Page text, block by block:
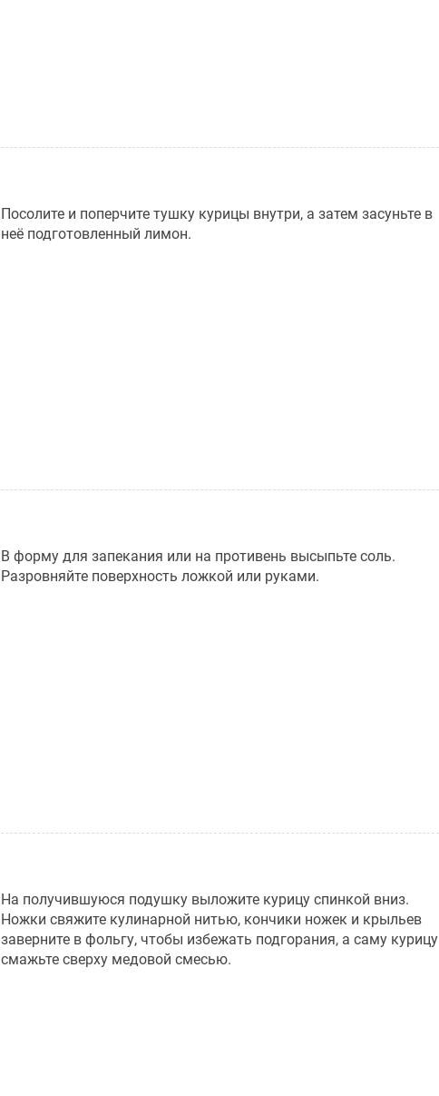
Посолите и поперчите тушку курицы внутри, а затем засуньте в
неё подготовленный лимон.
В форму для запекания или на противень высыпьте соль.
Разровняйте поверхность ложкой или руками.
На получившуюся подушку выложите курицу спинкой вниз.
Ножки свяжите кулинарной нитью, кончики ножек и крыльев
заверните в фольгу, чтобы избежать подгорания, а саму курицу
смажьте сверху медовой смесью.